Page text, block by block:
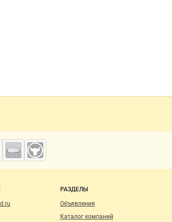
РАЗДЕЛЫ
Объявления
Каталог компаний